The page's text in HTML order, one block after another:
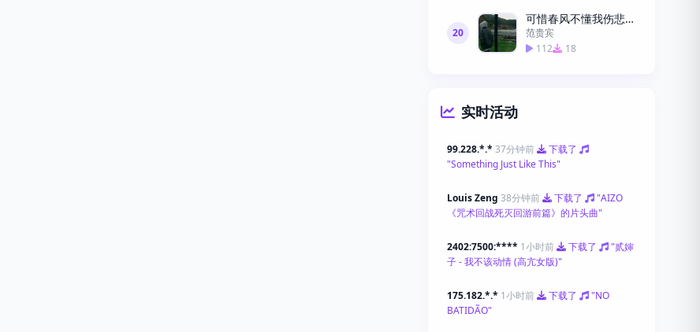
20
可惜春风不懂我伤悲 (DJ)
范贵宾
112
18
实时活动
99.228.*.* 37分钟前
下载了
"Something Just Like This"
Louis Zeng 38分钟前 下载了
"AIZO
《咒术回战死灭回游前篇》的片头曲"
2402:7500:**** 1小时前 下载了
"贰婶
子 - 我不该动情 (高亢女版)"
175.182.*.* 1小时前 下载了
"NO
BATIDÃO"